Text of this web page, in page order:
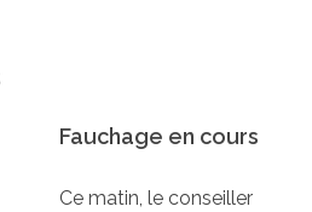
Fauchage en cours
Ce matin, le conseiller